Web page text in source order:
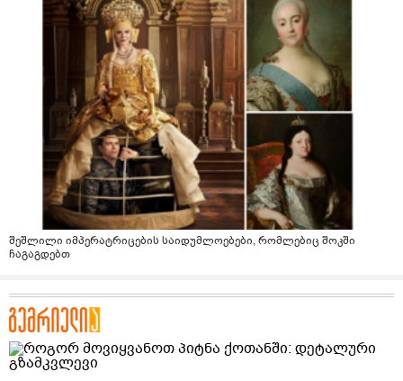
შეშლილი იმპერატრიცების საიდუმლოებები, რომლებიც შოკში
ჩაგაგდებთ